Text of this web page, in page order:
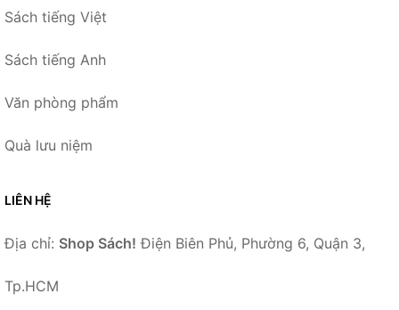
Sách tiếng Việt
Sách tiếng Anh
Văn phòng phẩm
Quà lưu niệm
LIÊN HỆ
Địa chỉ: Shop Sách! Điện Biên Phủ, Phường 6, Quận 3,
Tp.HCM